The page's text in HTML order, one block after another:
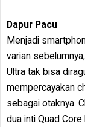
Dapur Pacu
Menjadi
varian
Ultra tak bisa
mempercayakan
sebagai otaknya.
dua inti Quad